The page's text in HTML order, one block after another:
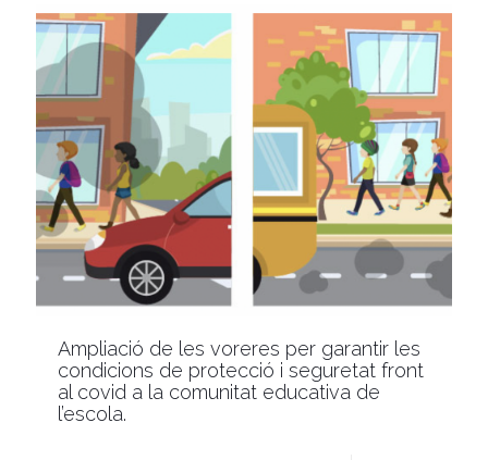
Ampliació de les voreres per garantir les
condicions de protecció i seguretat front
al covid a la comunitat educativa de
l’escola.